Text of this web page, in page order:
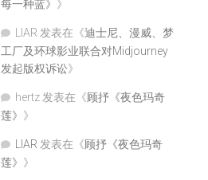
每一种蓝》 》
LIAR 发表在《迪士尼、漫威、梦
工厂及环球影业联合对Midjourney
发起版权诉讼》
hertz 发表在《顾抒《夜色玛奇
莲》 》
LIAR 发表在《顾抒《夜色玛奇
莲》 》